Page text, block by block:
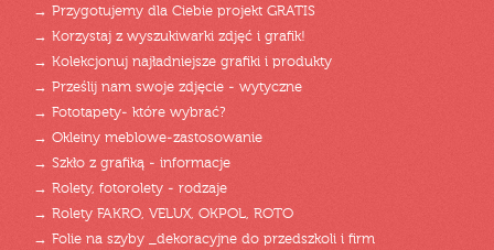
→ Przygotujemy dla Ciebie projekt GRATIS
→ Korzystaj z wyszukiwarki zdjęć i grafik!
→ Kolekcjonuj najładniejsze grafiki i produkty
→ Prześlij nam swoje zdjęcie - wytyczne
→ Fototapety- które wybrać?
→ Okleiny meblowe-zastosowanie
→ Szkło z grafiką - informacje
→ Rolety, fotorolety - rodzaje
→ Rolety FAKRO, VELUX, OKPOL, ROTO
→ Folie na szyby _dekoracyjne do przedszkoli i firm